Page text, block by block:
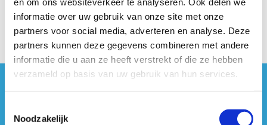
informatie over uw gebruik van onze site met onze
partners voor social media, adverteren en analyse. Deze
partners kunnen deze gegevens combineren met andere
informatie die u aan ze heeft verstrekt of die ze hebben
verzameld op basis van uw gebruik van hun services.
Noodzakelijk
#sportersbelevenmeer